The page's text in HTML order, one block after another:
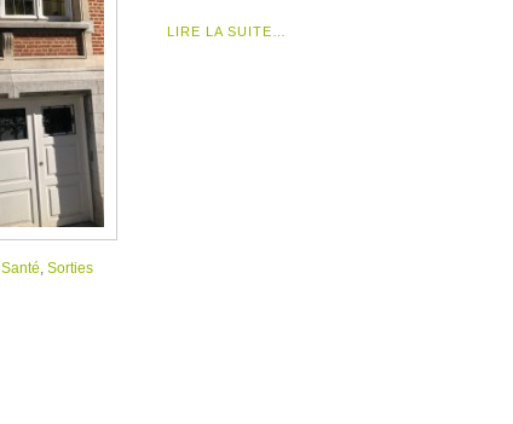
LIRE LA SUITE…
Santé Sorties